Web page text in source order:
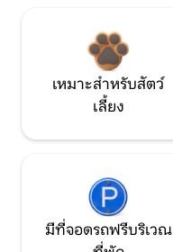
เหมาะสำหรับสัตว์
เลี้ยง
มีที่จอดรถฟรีบริเวณ